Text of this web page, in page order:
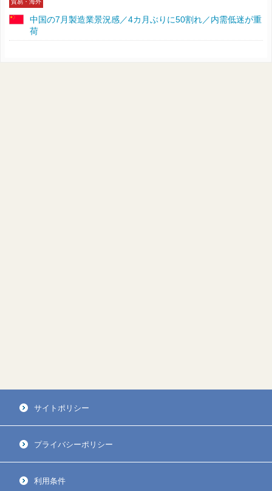
貿易・海外
中国の7月製造業景況感／4カ月ぶりに50割れ／内需低迷が重
荷
サイトポリシー
プライバシーポリシー
利用条件